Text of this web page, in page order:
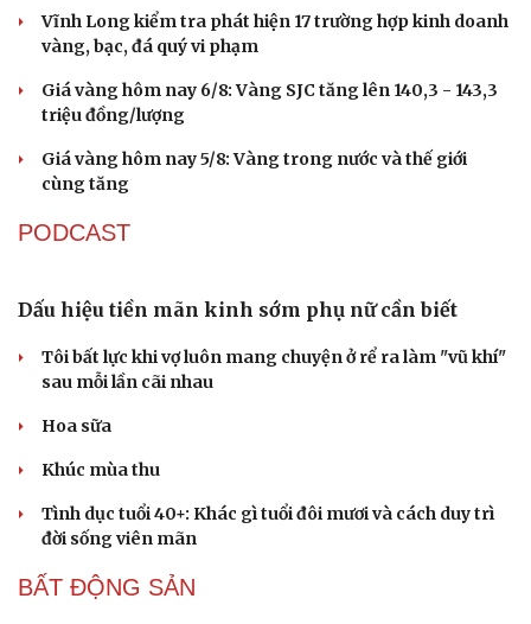
Vì sao giá vàng thế giới tăng nhưng trong nước
lại giảm?
142,2 triệu đồng/lượng
vàng, bạc, đá quý vi phạm
Giá vàng hôm nay 6/8: Vàng SJC tăng lên 140,3 - 143,3
triệu đồng/lượng
cùng tăng